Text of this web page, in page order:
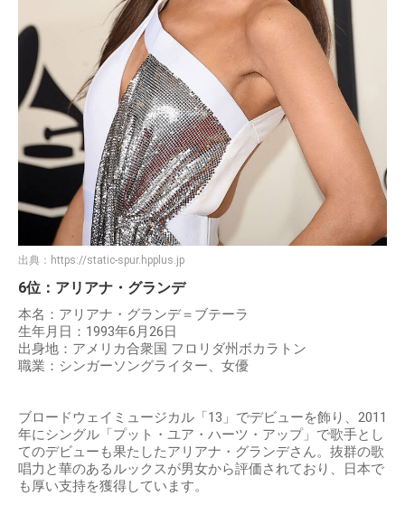
出典： https://static-spur.hpplus.jp
6位：アリアナ・グランデ
本名：アリアナ・グランデ＝ブテーラ
生年月日：1993年6月26日
出身地：アメリカ合衆国 フロリダ州ボカラトン
職業：シンガーソングライター、女優
ブロードウェイミュージカル「13」でデビューを飾り、2011
年にシングル「プット・ユア・ハーツ・アップ」で歌手とし
てのデビューも果たしたアリアナ・グランデさん。抜群の歌
唱力と華のあるルックスが男女から評価されており、日本で
も厚い支持を獲得しています。